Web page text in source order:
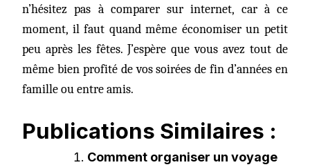
n’hésitez pas à comparer sur internet, car à ce
moment, il faut quand même économiser un petit
peu après les fêtes. J’espère que vous avez tout de
même bien profité de vos soirées de fin d’années en
famille ou entre amis.
Publications Similaires :
Comment organiser un voyage